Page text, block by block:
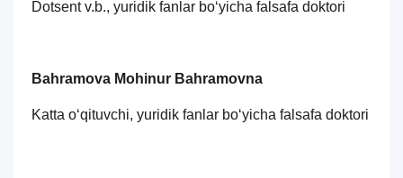
Dotsent v.b., yuridik fanlar bo‘yicha falsafa doktori
Bahramova Mohinur Bahramovna
Katta o‘qituvchi, yuridik fanlar bo‘yicha falsafa doktori